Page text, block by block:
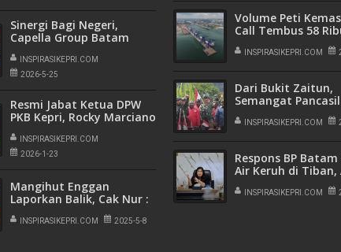
Sinergi Bagi Negeri,
Capella Group Batam
Kumpulkan 62 Kantong
Darah
INSPIRASIKEPRI.COM
2026-5-25
Resmi Jabat Ketua DPW
PKB Kepri, Rocky Marciano
Bawole Pastikan PKB Beri
Manfaat Nyata Bagi
Masyarakat
INSPIRASIKEPRI.COM
2026-1-23
Mangihut Enggan
Laporkan Balik, Cak Nur :
Kalau Tidak Bersalah
Kenapa Damai dan Cabut
INSPIRASIKEPRI.COM 2025-5-8
Volume Peti
Call Tembus 58
TPK Batu Ampar
Kokoh sebagai
INSPIRASIKEPRI.COM
Dari Bukit Zaitun,
Semangat
Berkibar di Tanah
INSPIRASIKEPRI.COM
Respons BP Batam
Air Keruh di Tiban,
Lakukan
Flushing Bertahap
INSPIRASIKEPRI.COM